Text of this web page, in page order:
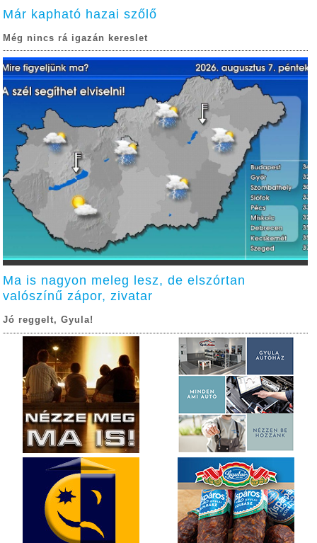
Már kapható hazai szőlő
Még nincs rá igazán kereslet
Ma is nagyon meleg lesz, de elszórtan
valószínű zápor, zivatar
Jó reggelt, Gyula!